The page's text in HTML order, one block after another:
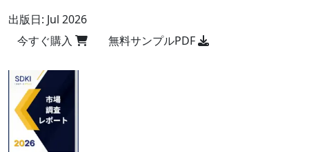
出版日: Jul 2026
今すぐ購入
無料サンプルPDF